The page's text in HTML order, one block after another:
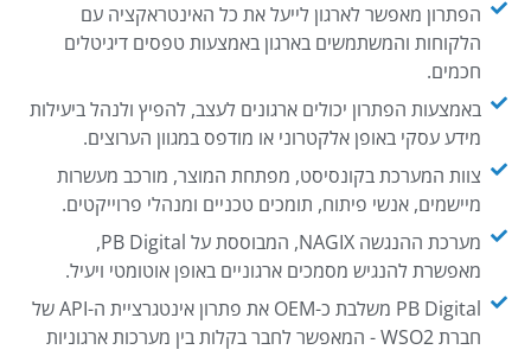
הפתרון מאפשר לארגון לייעל את כל האינטראקציה עם
הלקוחות והמשתמשים בארגון באמצעות טפסים דיגיטלים
חכמים.
באמצעות הפתרון יכולים ארגונים לעצב, להפיץ ולנהל ביעילות
מידע עסקי באופן אלקטרוני או מודפס במגוון הערוצים.
צוות המערכת בקונסיסט, מפתחת המוצר, מורכב מעשרות
מיישמים, אנשי פיתוח, תומכים טכניים ומנהלי פרוייקטים.
מערכת ההנגשה NAGIX, המבוססת על PB Digital,
מאפשרת להנגיש מסמכים ארגוניים באופן אוטומטי ויעיל.
PB Digital משלבת כ-OEM את פתרון אינטגרציית ה-API של
חברת WSO2 - המאפשר לחבר בקלות בין מערכות ארגוניות